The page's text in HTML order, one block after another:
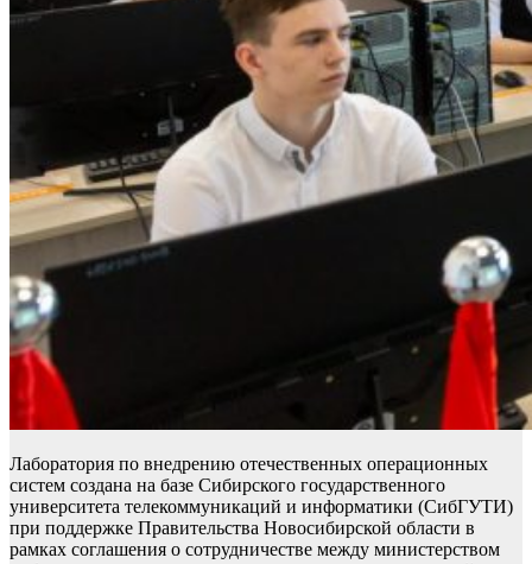
Лаборатория по внедрению отечественных операционных
систем создана на базе Сибирского государственного
университета телекоммуникаций и информатики (СибГУТИ)
при поддержке Правительства Новосибирской области в
рамках соглашения о сотрудничестве между министерством